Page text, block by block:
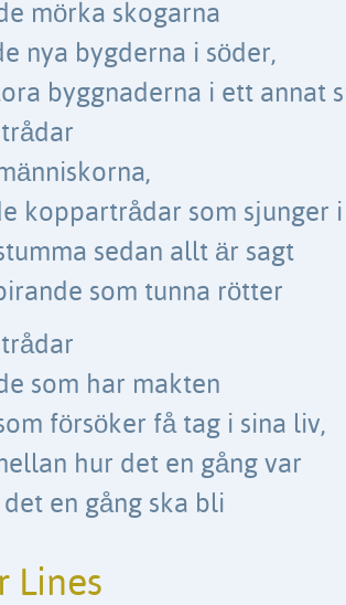
mörka skogarna
nya bygderna i söder,
byggnaderna i ett annat
koppartrådar som sjunger
sedan allt är sagt
som tunna rötter
som har makten
försöker få tag i sina liv,
hur det en gång var
en gång ska bli
Lines